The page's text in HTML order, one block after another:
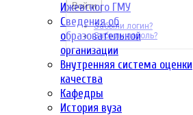
Ижевского ГМУ
Сведения об
образовательной
организации
Внутренняя система оценки
качества
Кафедры
История вуза
Войти
Забыли логин?
Забыли пароль?